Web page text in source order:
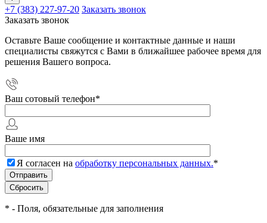
+7 (383) 227-97-20 Заказать звонок
Заказать звонок
Оставьте Ваше сообщение и контактные данные и наши
специалисты свяжутся с Вами в ближайшее рабочее время для
решения Вашего вопроса.
Ваш сотовый телефон*
Ваше имя
Я согласен на обработку персональных данных.*
* - Поля, обязательные для заполнения